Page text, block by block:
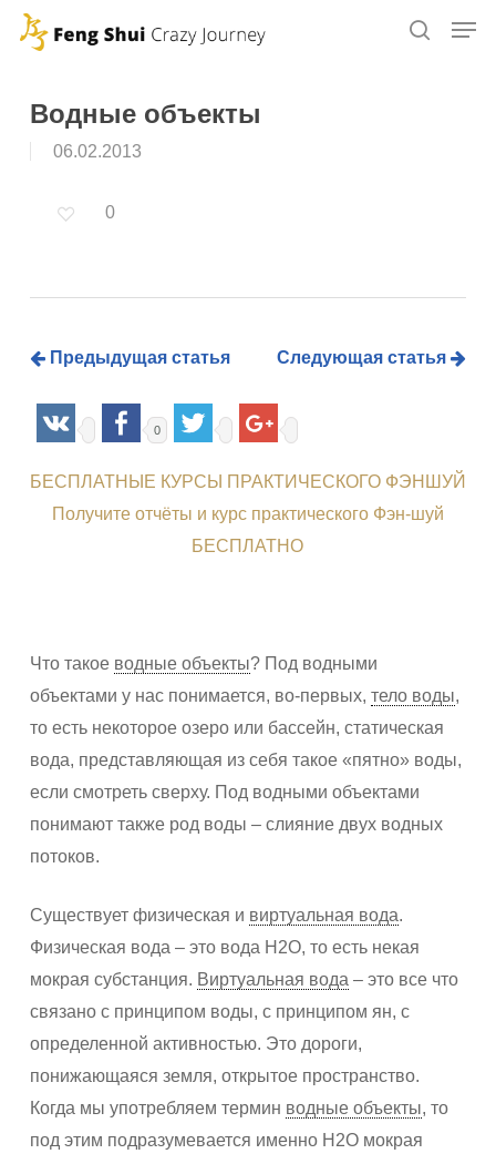
Skip
contentВодные объекты
06.02.2013
0
Предыдущая статья Следующая статья
0
БЕСПЛАТНЫЕ КУРСЫ ПРАКТИЧЕСКОГО ФЭНШУЙ
Получите отчёты и курс практического Фэн-шуй
БЕСПЛАТНО
Что такое водные объекты? Под водными
объектами у нас понимается, во-первых, тело воды,
то есть некоторое озеро или бассейн, статическая
вода, представляющая из себя такое «пятно» воды,
если смотреть сверху. Под водными объектами
понимают также род воды – слияние двух водных
потоков.
Существует физическая и виртуальная вода.
Физическая вода – это вода Н2О, то есть некая
мокрая субстанция. Виртуальная вода – это все что
связано с принципом воды, с принципом ян, с
определенной активностью. Это дороги,
понижающаяся земля, открытое пространство.
Когда мы употребляем термин водные объекты, то
под этим подразумевается именно Н2О мокрая